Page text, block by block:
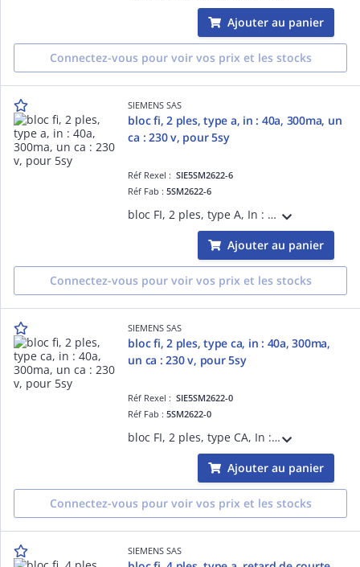
Ajouter au panier
Connectez-vous pour voir vos prix et les stocks
SIEMENS SAS
bloc fi, 2 ples, type a, in : 40a, 300ma, un
ca : 230 v, pour 5sy
Réf Rexel :SIE5SM2622-6
Réf Fab :5SM2622-6
bloc FI, 2 ples, type A, In : 40A, 300mA, Un CA : 230 V, pour 5SY
Ajouter au panier
Connectez-vous pour voir vos prix et les stocks
SIEMENS SAS
bloc fi, 2 ples, type ca, in : 40a, 300ma,
un ca : 230 v, pour 5sy
Réf Rexel :SIE5SM2622-0
Réf Fab :5SM2622-0
bloc FI, 2 ples, type CA, In : 40A, 300mA, Un CA : 230 V, pour 5SY
Ajouter au panier
Connectez-vous pour voir vos prix et les stocks
SIEMENS SAS